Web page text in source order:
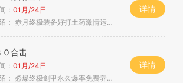
： 01月/24日
： 赤月终极装备好打土药激情运９好搞
详情
０合击
： 01月/24日
：
必爆终极剑甲永久爆率免费养老合击
详情